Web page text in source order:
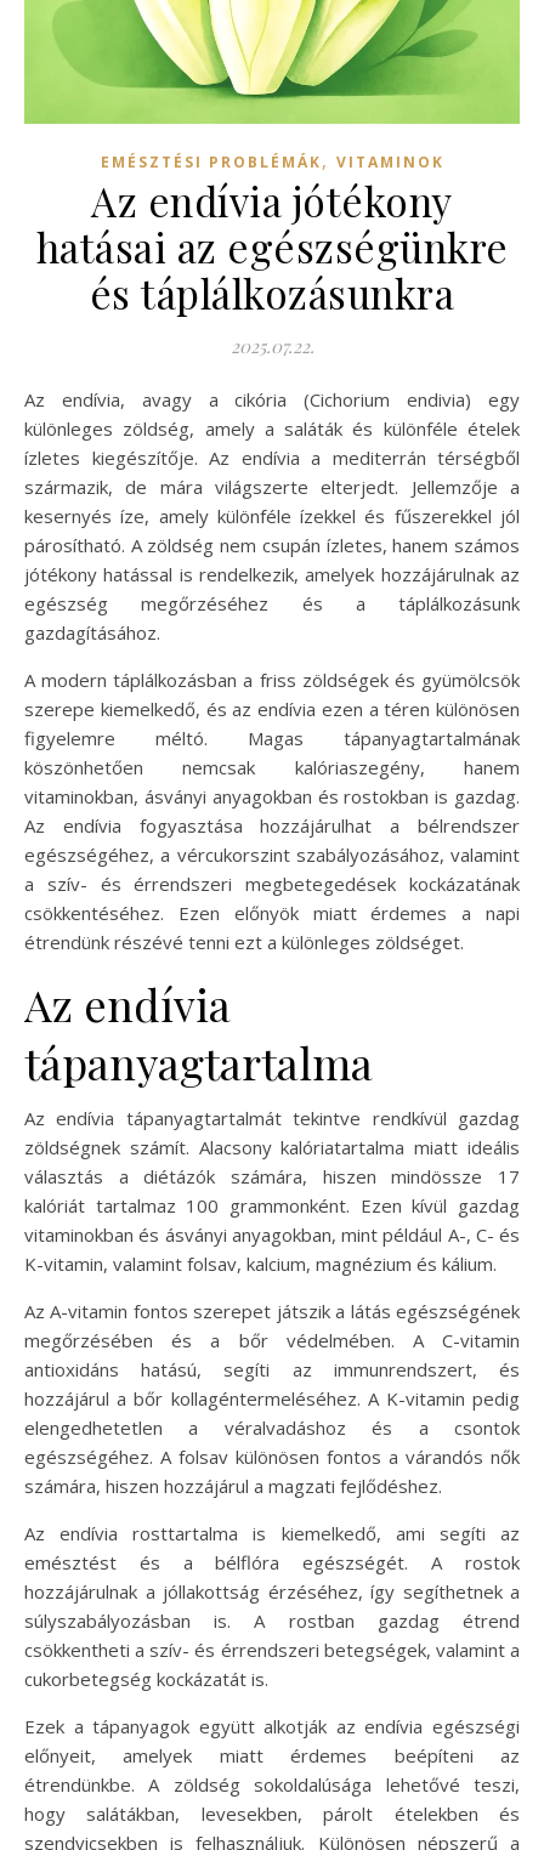
EMÉSZTÉSI PROBLÉMÁK, VITAMINOK
Az endívia jótékony
hatásai az egészségünkre
és táplálkozásunkra
2025.07.22.
Az endívia, avagy a cikória (Cichorium endivia) egy
különleges zöldség, amely a saláták és különféle ételek
ízletes kiegészítője. Az endívia a mediterrán térségből
származik, de mára világszerte elterjedt. Jellemzője a
kesernyés íze, amely különféle ízekkel és fűszerekkel jól
párosítható. A zöldség nem csupán ízletes, hanem számos
jótékony hatással is rendelkezik, amelyek hozzájárulnak az
egészség megőrzéséhez és a táplálkozásunk
gazdagításához.
A modern táplálkozásban a friss zöldségek és gyümölcsök
szerepe kiemelkedő, és az endívia ezen a téren különösen
figyelemre méltó. Magas tápanyagtartalmának
köszönhetően nemcsak kalóriaszegény, hanem
vitaminokban, ásványi anyagokban és rostokban is gazdag.
Az endívia fogyasztása hozzájárulhat a bélrendszer
egészségéhez, a vércukorszint szabályozásához, valamint
a szív- és érrendszeri megbetegedések kockázatának
csökkentéséhez. Ezen előnyök miatt érdemes a napi
étrendünk részévé tenni ezt a különleges zöldséget.
Az endívia
tápanyagtartalma
Az endívia tápanyagtartalmát tekintve rendkívül gazdag
zöldségnek számít. Alacsony kalóriatartalma miatt ideális
választás a diétázók számára, hiszen mindössze 17
kalóriát tartalmaz 100 grammonként. Ezen kívül gazdag
vitaminokban és ásványi anyagokban, mint például A-, C- és
K-vitamin, valamint folsav, kalcium, magnézium és kálium.
Az A-vitamin fontos szerepet játszik a látás egészségének
megőrzésében és a bőr védelmében. A C-vitamin
antioxidáns hatású, segíti az immunrendszert, és
hozzájárul a bőr kollagéntermeléséhez. A K-vitamin pedig
elengedhetetlen a véralvadáshoz és a csontok
egészségéhez. A folsav különösen fontos a várandós nők
számára, hiszen hozzájárul a magzati fejlődéshez.
Az endívia rosttartalma is kiemelkedő, ami segíti az
emésztést és a bélflóra egészségét. A rostok
hozzájárulnak a jóllakottság érzéséhez, így segíthetnek a
súlyszabályozásban is. A rostban gazdag étrend
csökkentheti a szív- és érrendszeri betegségek, valamint a
cukorbetegség kockázatát is.
Ezek a tápanyagok együtt alkotják az endívia egészségi
előnyeit, amelyek miatt érdemes beépíteni az
étrendünkbe. A zöldség sokoldalúsága lehetővé teszi,
hogy salátákban, levesekben, párolt ételekben és
szendvicsekben is felhasználjuk. Különösen népszerű a